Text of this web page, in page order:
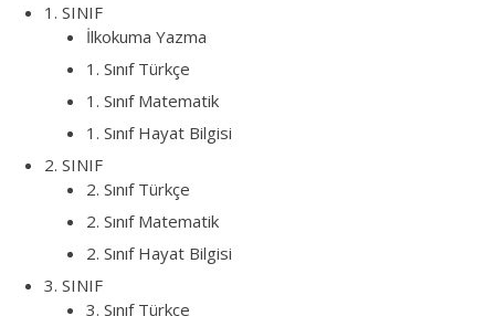
1. SINIF
İlkokuma Yazma
1. Sınıf Türkçe
1. Sınıf Matematik
1. Sınıf Hayat Bilgisi
2. SINIF
2. Sınıf Türkçe
2. Sınıf Matematik
2. Sınıf Hayat Bilgisi
3. SINIF
3. Sınıf Türkçe